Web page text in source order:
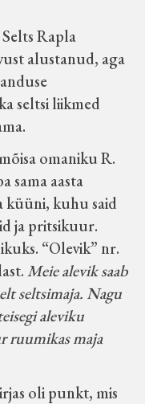
Rapla
alustanud, aga
seltsi liikmed
omaniku R.
sama aasta
küüni, kuhu said
ja pritsikuur.
“Olevik” nr.
Meie alevik saab
seltsimaja. Nagu
aleviku
ruumikas maja
oli punkt, mis